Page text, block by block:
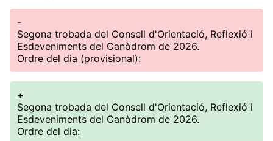
-
Segona trobada del Consell d'Orientació, Reflexió i
Esdeveniments del Canòdrom de 2026.
Ordre del dia (provisional):
+
Segona trobada del Consell d'Orientació, Reflexió i
Esdeveniments del Canòdrom de 2026.
Ordre del dia: